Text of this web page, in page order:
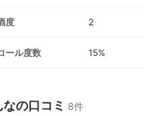
度 2
ール度数 15%
の口コミ 8件